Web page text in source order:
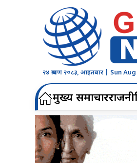
२४ श्रावण २०८३, आइतबार | Sun
मुख्य समाचार